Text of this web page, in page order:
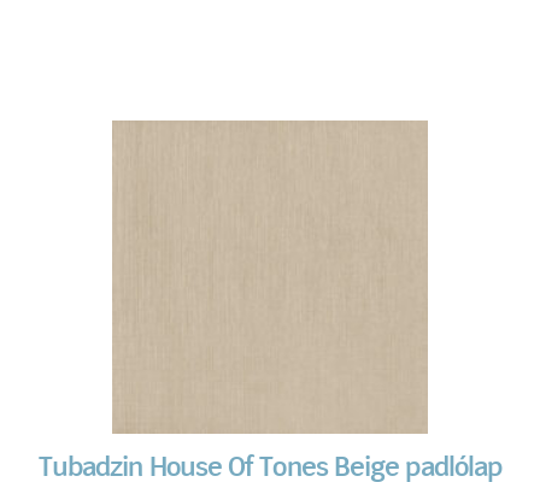
Tubadzin House Of Tones Beige padlólap